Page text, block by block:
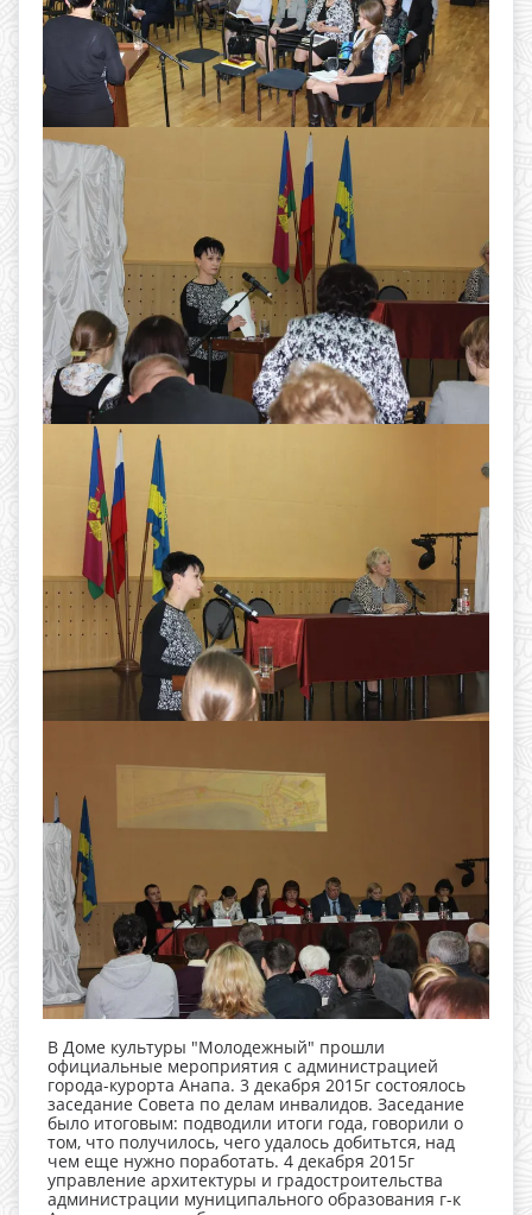
В Доме культуры "Молодежный" прошли
официальные мероприятия с администрацией
города-курорта Анапа. 3 декабря 2015г состоялось
заседание Совета по делам инвалидов. Заседание
было итоговым: подводили итоги года, говорили о
том, что получилось, чего удалось добитьтся, над
чем еще нужно поработать. 4 декабря 2015г
управление архитектуры и градостроительства
администрации муниципального образования г-к